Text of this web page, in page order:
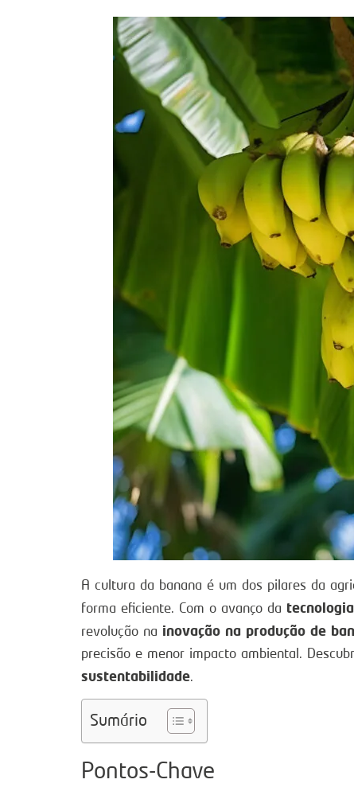
A cultura da banana é um dos pilares da
forma eficiente. Com o avanço da
revolução na inovação na produção de
precisão e menor impacto ambiental.
sustentabilidade.
Sumário
Pontos-Chave